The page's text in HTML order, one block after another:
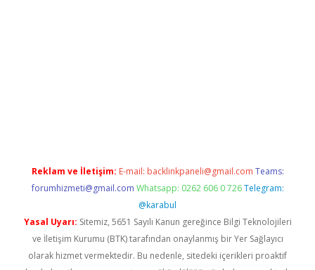
Reklam ve İletişim: E-mail: backlinkpaneli@gmail.com Teams:
forumhizmeti@gmail.com Whatsapp: 0262 606 0 726 Telegram:
@karabul
Yasal Uyarı: Sitemiz, 5651 Sayılı Kanun gereğince Bilgi Teknolojileri
ve İletişim Kurumu (BTK) tarafından onaylanmış bir Yer Sağlayıcı
olarak hizmet vermektedir. Bu nedenle, sitedeki içerikleri proaktif